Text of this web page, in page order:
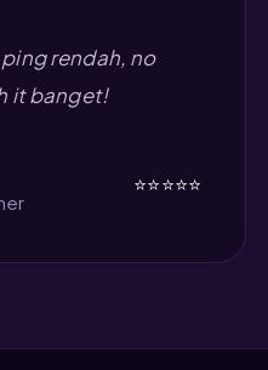
rendah, no
it banget!
⭐⭐⭐⭐⭐